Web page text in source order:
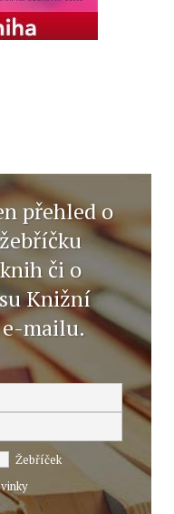
přehled o
či o
Knižní
e-mailu.
Žebříček